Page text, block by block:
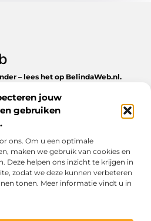
jouw
gebruiken
ons. Om u een optimale
maken we gebruik van cookies en
Deze helpen ons inzicht te krijgen in
zodat we deze kunnen verbeteren
tonen. Meer informatie vindt u in
– lees het op BelindaWeb.nl.
te bieden heeft.